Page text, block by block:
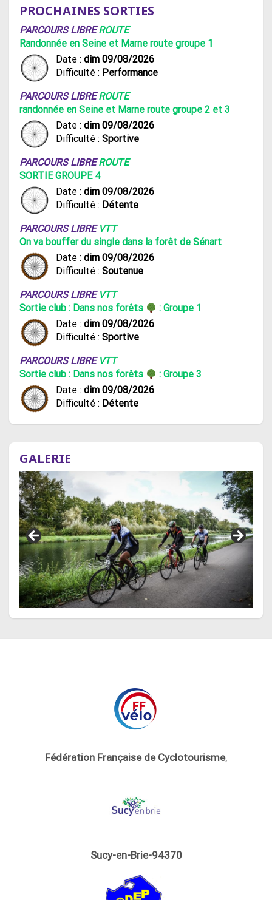
PROCHAINES SORTIES
PARCOURS LIBREROUTE
Randonnée en Seine et Marne route groupe 1
Date : dim 09/08/2026
Difficulté : Performance
PARCOURS LIBREROUTE
randonnée en Seine et Marne route groupe 2 et 3
Date : dim 09/08/2026
Difficulté : Sportive
PARCOURS LIBREROUTE
SORTIE GROUPE 4
Date : dim 09/08/2026
Difficulté : Détente
PARCOURS LIBRE VTT
On va bouffer du single dans la forêt de Sénart
Date : dim 09/08/2026
Difficulté : Soutenue
PARCOURS LIBRE VTT
Sortie club : Dans nos forêts
: Groupe 1
Date : dim 09/08/2026
Difficulté : Sportive
PARCOURS LIBRE VTT
Sortie club : Dans nos forêts
: Groupe 3
Date : dim 09/08/2026
Difficulté : Détente
GALERIE
Fédération Française de Cyclotourisme,
Sucy-en-Brie-94370